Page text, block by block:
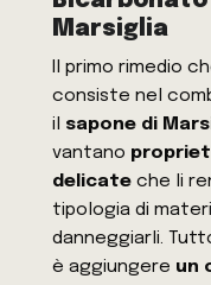
Marsiglia
Il primo rimedio
consiste nel
il sapone di
vantano
delicateche li
tipologia di
danneggiarli.
è aggiungere un